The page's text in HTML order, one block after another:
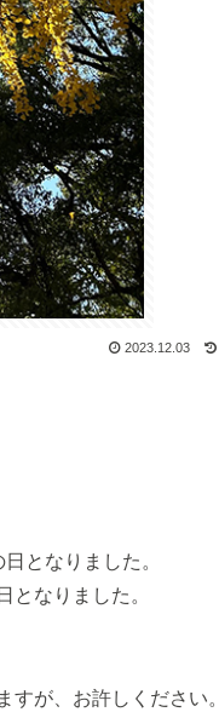
2023.12.03
となりました。
なりました。
が、お許しください。